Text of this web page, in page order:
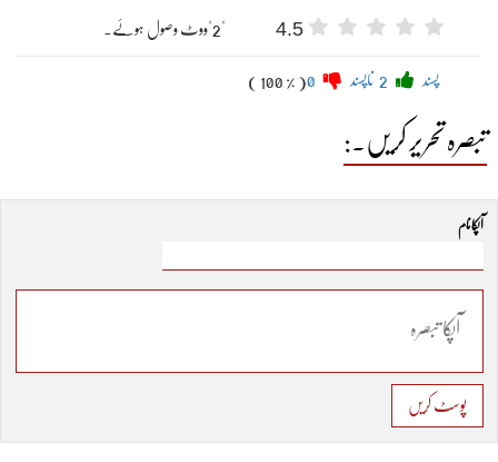
4.5 "2"ووٹ وصول ہوئے۔
پسند ناپسند ( 100 % )
تبصرہ تحریر کریں۔:
آپکا نام
پوسٹ کریں